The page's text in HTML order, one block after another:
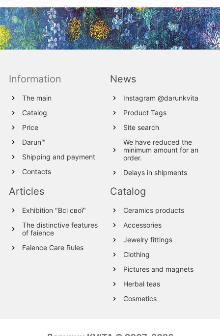
Information
The main
Catalog
Price
Darun™
Shipping and payment
Contacts
News
Instagram @darunkvita
Product Tags
Site search
We have reduced the
minimum amount for an
order.
Delays in shipments
Articles
Exhibition "Всі свої"
The distinctive features
of faience
Faience Care Rules
Catalog
Ceramics products
Accessories
Jewelry fittings
Clothing
Pictures and magnets
Herbal teas
Cosmetics